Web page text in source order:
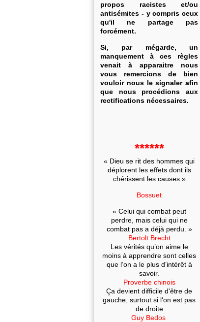
propos racistes et/ou
antisémites - y compris ceux
qu'il ne partage pas
forcément.
Si, par mégarde, un
manquement à ces règles
venait à apparaitre nous
vous remercions de bien
vouloir nous le signaler afin
que nous procédions aux
rectifications nécessaires.
******
« Dieu se rit des hommes qui
déplorent les effets dont ils
chérissent les causes »
Bossuet
« Celui qui combat peut
perdre, mais celui qui ne
combat pas a déjà perdu. »
Bertolt Brecht
Les vérités qu’on aime le
moins à apprendre sont celles
que l’on a le plus d’intérêt à
savoir.
Proverbe chinois
Ça devient difficile d'être de
gauche, surtout si l'on est pas
de droite
Guy Bedos